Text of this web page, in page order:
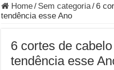
Grávida Pode Comer
Você sabe o que é uma
Carta Psicografada de
Home/ Sem categoria/6
tendência esse Ano
6 cortes de
tendência esse